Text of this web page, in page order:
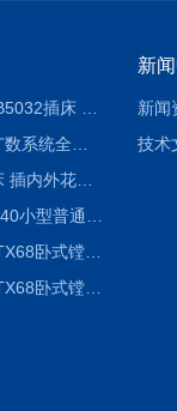
B5032插床 插内外花键槽 B5020液压立式插床
昆泰重工 TX68卧式镗床 镗孔机 镗缸机
昆泰重工 TX68卧式镗床 镗孔机 镗缸机 单柱
新
新闻
技术